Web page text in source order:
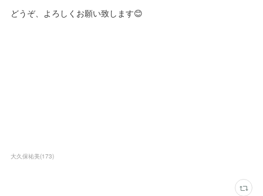
どうぞ、よろしくお願い致します😊
大久保祐美(173)